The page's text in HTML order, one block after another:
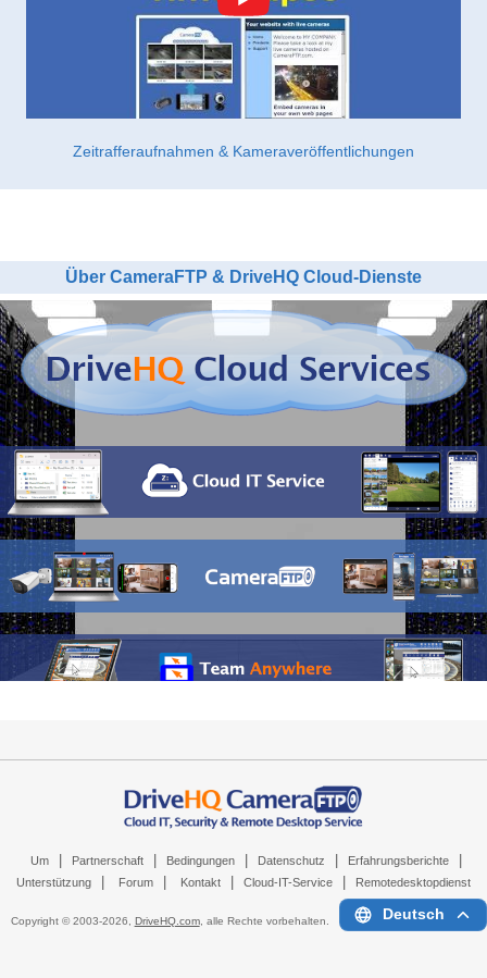
Zeitrafferaufnahmen & Kameraveröffentlichungen
Über CameraFTP & DriveHQ Cloud-Dienste
Um Partnerschaft Bedingungen Datenschutz Erfahrungsberichte
Unterstützung Forum Kontakt Cloud-IT-Service Remotedesktopdienst
Copyright © 2003-2026, DriveHQ.com, alle Rechte vorbehalten. Deutsch